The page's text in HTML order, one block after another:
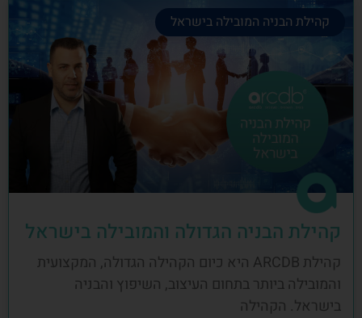
קהילת הבניה המובילה בישראל
קהילת הבניה הגדולה והמובילה בישראל
קהילת ARCDB היא כיום הקהילה הגדולה, המקצועית
והמובילה ביותר בתחום העיצוב, השיפוץ והבניה
בישראל. הקהילה